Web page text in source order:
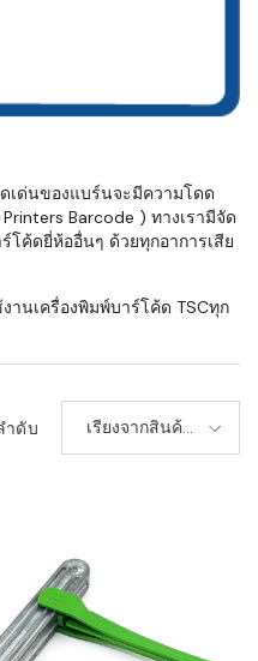
เด่นของแบร์นจะมีความโดด
Barcode ) ทางเรามีจัด
โค้ดยี่ห้ออื่นๆ ด้วยทุกอาการเสีย
านเครื่องพิมพ์บาร์โค้ด TSCทุก
ำดับ
เรียงจากสินค้า
ใหม่-เก่า